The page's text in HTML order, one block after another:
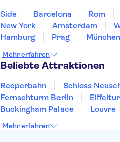
Side Barcelona Rom
New York
Amsterdam
Hamburg
Prag München
Heidelberg
Bremen
Mehr erfahren
Beliebte Attraktionen
Reeperbahn
Schloss
Fernsehturm Berlin
Buckingham Palace
Louvre
Moulin Rouge
Mehr erfahren